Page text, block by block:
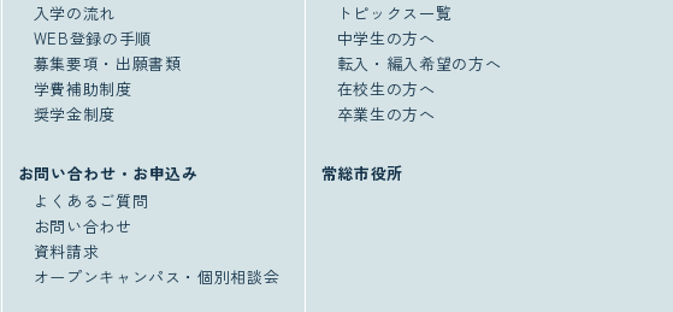
入学の流れ
WEB登録の手順
募集要項・出願書類
学費補助制度
奨学金制度
お問い合わせ・お申込み
よくあるご質問
お問い合わせ
資料請求
オープンキャンパス・個別相談会
トピックス一覧
中学生の方へ
転入・編入希望の方へ
在校生の方へ
卒業生の方へ
常総市役所